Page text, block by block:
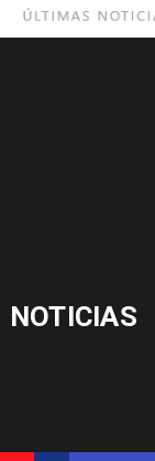
NOTICIAS